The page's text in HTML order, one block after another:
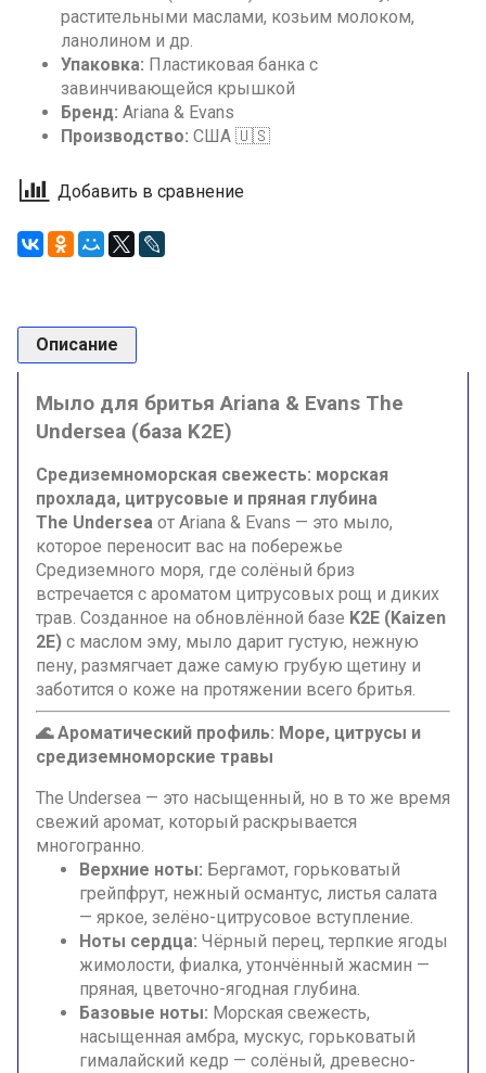
растительными маслами, козьим молоком,
ланолином и др.
Упаковка: Пластиковая банка с
завинчивающейся крышкой
Бренд: Ariana & Evans
Производство: США 🇺🇸
Добавить в сравнение
Описание
Мыло для бритья Ariana & Evans The
Undersea (база K2E)
Средиземноморская свежесть: морская
прохлада, цитрусовые и пряная глубина
The Undersea от Ariana & Evans — это мыло,
которое переносит вас на побережье
Средиземного моря, где солёный бриз
встречается с ароматом цитрусовых рощ и диких
трав. Созданное на обновлённой базе K2E (Kaizen
2E) с маслом эму, мыло дарит густую, нежную
пену, размягчает даже самую грубую щетину и
заботится о коже на протяжении всего бритья.
🌊 Ароматический профиль: Море, цитрусы и
средиземноморские травы
The Undersea — это насыщенный, но в то же время
свежий аромат, который раскрывается
многогранно.
Верхние ноты: Бергамот, горьковатый
грейпфрут, нежный османтус, листья салата
— яркое, зелёно-цитрусовое вступление.
Ноты сердца: Чёрный перец, терпкие ягоды
жимолости, фиалка, утончённый жасмин —
пряная, цветочно-ягодная глубина.
Базовые ноты: Морская свежесть,
насыщенная амбра, мускус, горьковатый
гималайский кедр — солёный, древесно-